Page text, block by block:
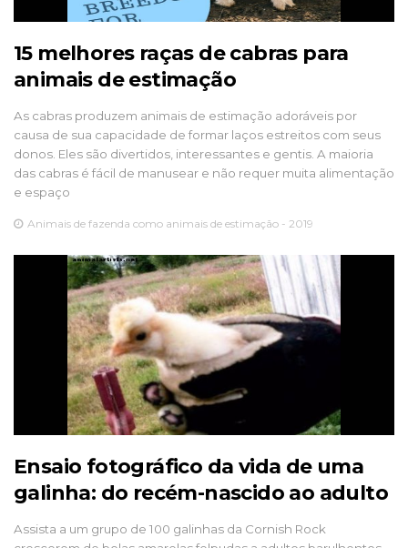
15 melhores raças de cabras para
animais de estimação
As cabras produzem animais de estimação adoráveis ​​por
causa de sua capacidade de formar laços estreitos com seus
donos. Eles são divertidos, interessantes e gentis. A maioria
das cabras é fácil de manusear e não requer muita alimentação
e espaço
Animais de fazenda como animais de estimação - 2019
Ensaio fotográfico da vida de uma
galinha: do recém-nascido ao adulto
Assista a um grupo de 100 galinhas da Cornish Rock